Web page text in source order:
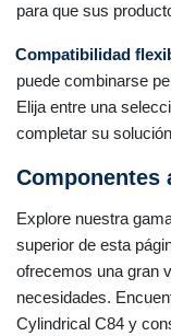
para que sus
Compatibilidad
puede combinarse
Elija entre una
completar su
Componentes
Explore nuestra
superior de esta
ofrecemos una gran
necesidades.
Cylindrical C84 y